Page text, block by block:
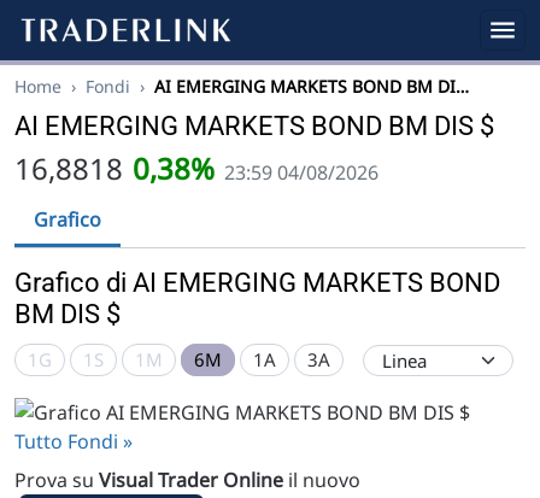
Home › Fondi › AI EMERGING MARKETS BOND BM DI…
AI EMERGING MARKETS BOND BM DIS $
16,8818 0,38% 23:59 04/08/2026
Grafico
Grafico di AI EMERGING MARKETS BOND
BM DIS $
1G 1S 1M 6M 1A 3A
Tutto Fondi »
Prova su Visual Trader Online il nuovo